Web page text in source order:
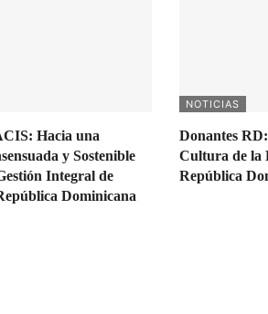
Hacia una
y Sostenible
Integral de
Dominicana
NOTICIAS
Donantes
Cultura de la
República